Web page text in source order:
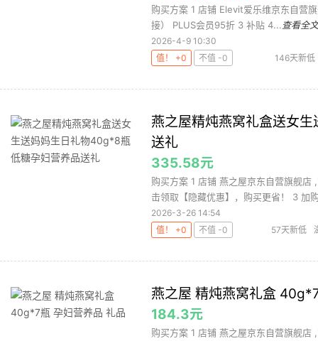
购买方案 1 店铺 Elevit爱乐维京东自营
接） PLUS会员95折 3 补贴 4... 查看全文
2026-4-9 10:30
值！ +0
不值 -0
146天新低
燕之屋精炖燕窝礼盒送女
送礼
335.58元
购买方案 1 店铺 燕之屋京东自营旗舰
击领取【隐藏优惠】，购买更省！ 3 加
2026-3-26 14:54
值！ +0
不值 -0 57天新低
燕之屋 精炖燕窝礼盒
184.3元
购买方案 1 店铺 燕之屋京东自营旗舰